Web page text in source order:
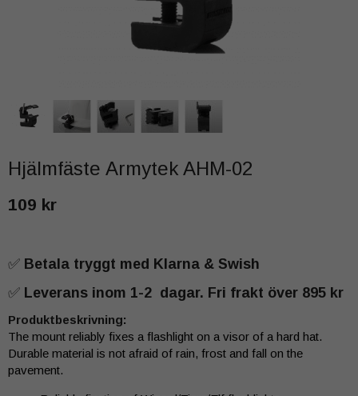
Hjälmfäste Armytek AHM-02
109 kr
✅ Betala tryggt med Klarna & Swish
✅ Leverans inom 1-2 dagar. Fri frakt över 895 kr
Produktbeskrivning:
The mount reliably fixes a flashlight on a visor of a hard hat.
Durable material is not afraid of rain, frost and fall on the
pavement.